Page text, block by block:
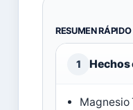
RESUMEN RÁPIDO
1
Magnesio